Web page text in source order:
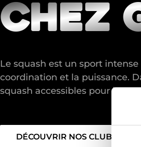
chez
Le squash est un sport
coordination et la puissance.
squash accessibles pour
DÉCOUVRIR NOS CLUBS